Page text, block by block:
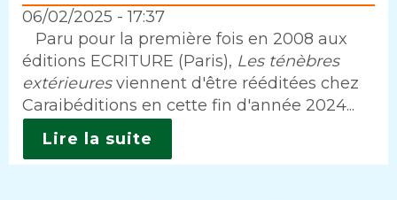
06/02/2025 - 17:37
Intro
Paru pour la première fois en 2008 aux
éditions ECRITURE (Paris), Les ténèbres
extérieuresviennent d'être rééditées chez
Caraibéditions en cette fin d'année 2024...
Lire la suite